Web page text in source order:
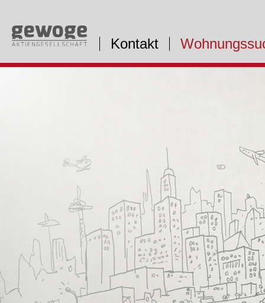
Kontakt